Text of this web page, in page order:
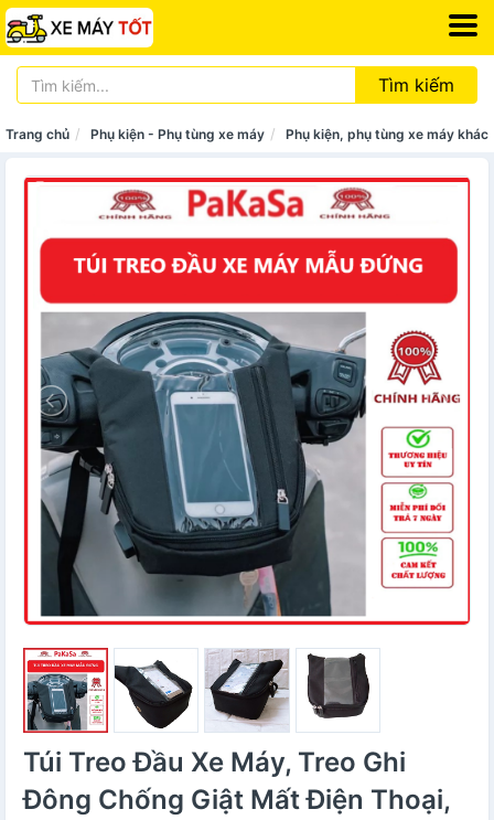
Tìm kiếm
Trang chủ Phụ kiện - Phụ tùng xe máy Phụ kiện, phụ tùng xe máy khác
Túi Treo Đầu Xe Máy, Treo Ghi
Đông Chống Giật Mất Điện Thoại,